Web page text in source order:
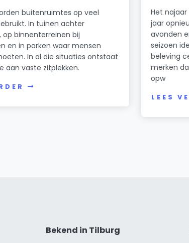
buitenruimtes op veel
In tuinen achter
op binnenterreinen bij
en in parken waar mensen
In al die situaties ontstaat
aan vaste zitplekken.
Het
jaar
avonden
seizoen
beleving
merken
opw
LEES
Bekend in Tilburg